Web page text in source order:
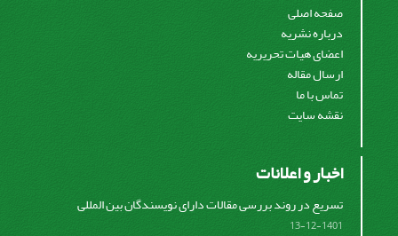
صفحه اصلی
درباره نشریه
اعضای هیات تحریریه
ارسال مقاله
تماس با ما
نقشه سایت
اخبار و اعلانات
تسریع در روند بررسی مقالات دارای نویسندگان بین المللی
1401-12-13